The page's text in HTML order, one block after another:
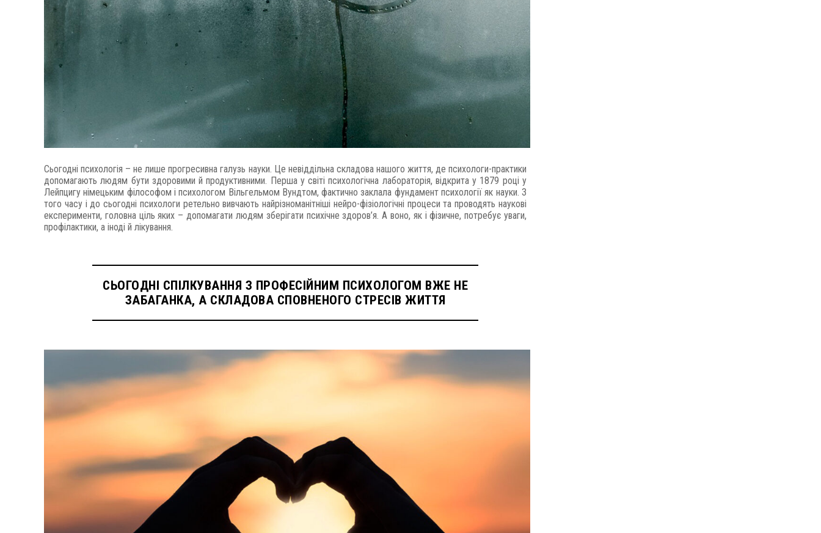
Сьогодні психологія – не лише прогресивна галузь науки. Це невіддільна складова нашого життя, де психологи-практики
допомагають людям бути здоровими й продуктивними. Перша у світі психологічна лабораторія, відкрита у 1879 році у
Лейпцигу німецьким філософом і психологом Вільгельмом Вундтом, фактично заклала фундамент психології як науки. З
того часу і до сьогодні психологи ретельно вивчають найрізноманітніші нейро-фізіологічні процеси та проводять наукові
експерименти, головна ціль яких – допомагати людям зберігати психічне здоров’я. А воно, як і фізичне, потребує уваги,
профілактики, а іноді й лікування.
СЬОГОДНІ СПІЛКУВАННЯ З ПРОФЕСІЙНИМ ПСИХОЛОГОМ ВЖЕ НЕ
ЗАБАГАНКА, А СКЛАДОВА СПОВНЕНОГО СТРЕСІВ ЖИТТЯ